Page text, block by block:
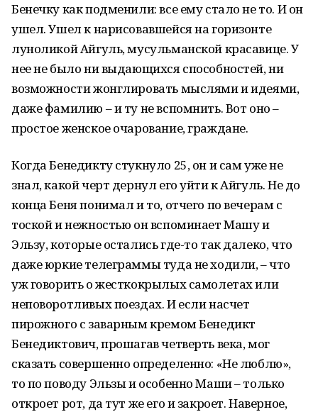
Бенечку как подменили: все ему стало не то. И он
ушел. Ушел к нарисовавшейся на горизонте
луноликой Айгуль, мусульманской красавице. У
нее не было ни выдающихся способностей, ни
возможности жонглировать мыслями и идеями,
даже фамилию – и ту не вспомнить. Вот оно –
простое женское очарование, граждане.
Когда Бенедикту стукнуло 25, он и сам уже не
знал, какой черт дернул его уйти к Айгуль. Не до
конца Беня понимал и то, отчего по вечерам с
тоской и нежностью он вспоминает Машу и
Эльзу, которые остались где-то так далеко, что
даже юркие телеграммы туда не ходили, – что
уж говорить о жесткокрылых самолетах или
неповоротливых поездах. И если насчет
пирожного с заварным кремом Бенедикт
Бенедиктович, прошагав четверть века, мог
сказать совершенно определенно: «Не люблю»,
то по поводу Эльзы и особенно Маши – только
откроет рот, да тут же его и закроет. Наверное,